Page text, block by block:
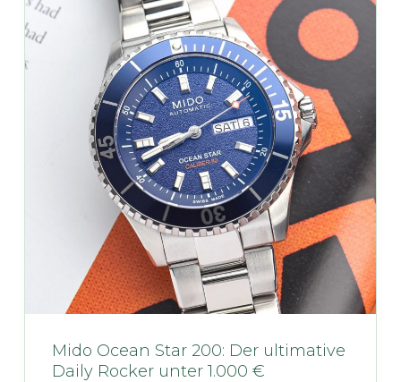
Mido Ocean Star 200: Der ultimative
Daily Rocker unter 1.000 €